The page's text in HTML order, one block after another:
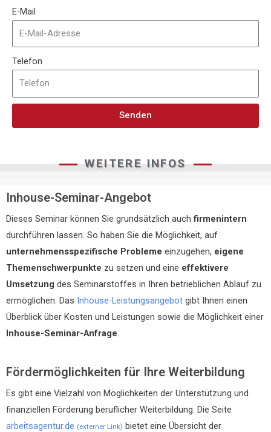
E-Mail
Telefon
Senden
WEITERE INFOS
Inhouse-Seminar-Angebot
Dieses Seminar können Sie grundsätzlich auchfirmenintern
durchführen lassen. So haben Sie die Möglichkeit, auf
unternehmensspezifische Probleme einzugehen, eigene
Themenschwerpunkte zu setzen und eine effektivere
Umsetzung des Seminarstoffes in Ihren betrieblichen Ablauf zu
ermöglichen. Das Inhouse-Leistungsangebot gibt Ihnen einen
Überblick über Kosten und Leistungen sowie die Möglichkeit einer
Inhouse-Seminar-Anfrage
Fördermöglichkeiten für Ihre Weiterbildung
Es gibt eine Vielzahl von Möglichkeiten der Unterstützung und
finanziellen Förderung beruflicher Weiterbildung. Die Seite
arbeitsagentur.de (externer Link) bietet eine Übersicht der